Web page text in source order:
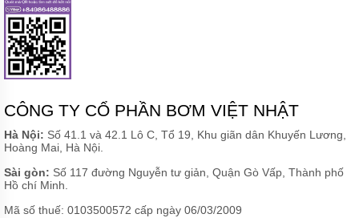
CÔNG TY CỔ PHẦN BƠM VIỆT NHẬT
Hà Nội: Số 41.1 và 42.1 Lô C, Tổ 19, Khu giãn dân Khuyến Lương,
Hoàng Mai, Hà Nội.
Sài gòn: Số 117 đường Nguyễn tư giản, Quận Gò Vấp, Thành phố
Hồ chí Minh.
Mã số thuế: 0103500572 cấp ngày 06/03/2009